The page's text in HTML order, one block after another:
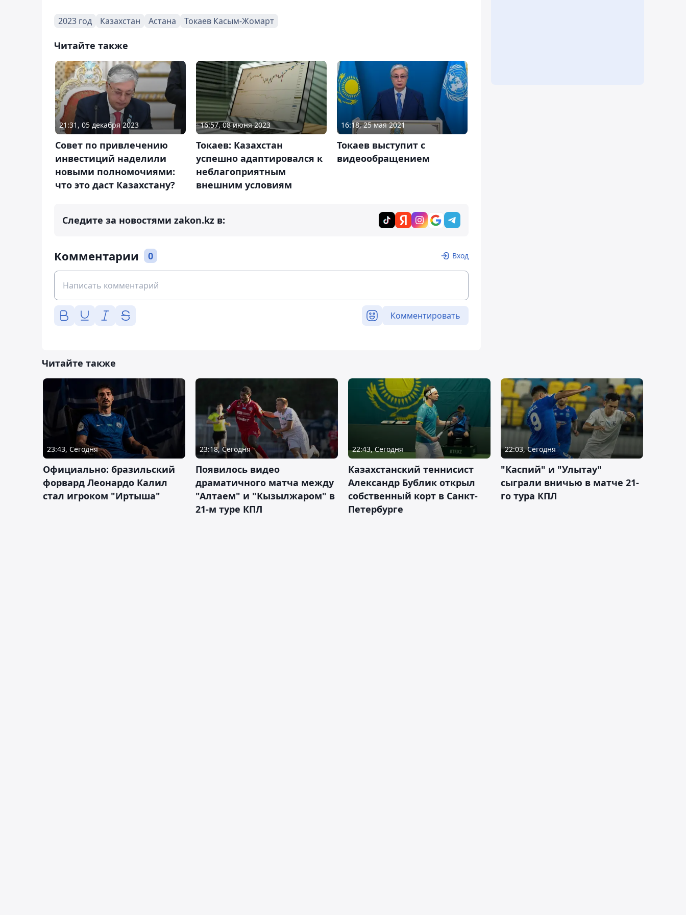
2023 год Казахстан Астана Токаев Касым-Жомарт
Читайте также
21:31, 05 декабря 2023
Совет по привлечению
инвестиций наделили
новыми полномочиями:
что это даст Казахстану?
16:57, 08 июня 2023
Токаев: Казахстан
успешно адаптировался к
неблагоприятным
внешним условиям
16:18, 25 мая 2021
Токаев выступит с
видеообращением
Следите за новостями zakon.kz в:
Комментарии 0 Вход
Комментировать
Читайте также
23:43, Сегодня
Официально: бразильский
форвард Леонардо Калил
стал игроком "Иртыша"
23:18, Сегодня
Появилось видео
драматичного матча между
"Алтаем" и "Кызылжаром" в
21-м туре КПЛ
22:43, Сегодня
Казахстанский теннисист
Александр Бублик открыл
собственный корт в Санкт-
Петербурге
22:03, Сегодня
"Каспий" и "Улытау"
сыграли вничью в матче 21-
го тура КПЛ